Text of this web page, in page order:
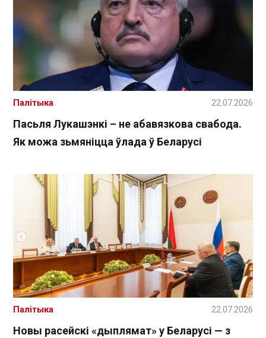
Пасьля Лукашэнкі – не абавязкова свабода.
Як можа зьмяніцца ўлада ў Беларусі
Палітыка 22.07.2026
Новы расейскі «дыплямат» у Беларусі — з
Палітыка 22.07.2026